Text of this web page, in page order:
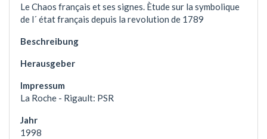
Le Chaos français et ses signes. Ètude sur la symbolique
de l´ état français depuis la revolution de 1789
La Roche - Rigault: PSR
1998